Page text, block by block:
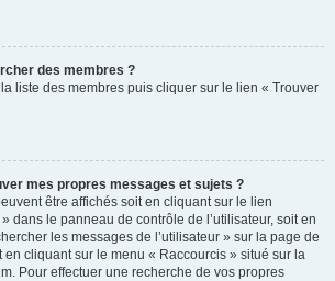
des membres ?
liste des membres puis cliquer sur le lien « Trouver
mes propres messages et sujets ?
être affichés soit en cliquant sur le lien
dans le panneau de contrôle de l’utilisateur, soit en
les messages de l’utilisateur » sur la page de
en cliquant sur le menu « Raccourcis » situé sur la
Pour effectuer une recherche de vos propres